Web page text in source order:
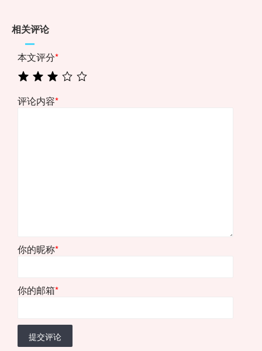
相关评论
本文评分*
评论内容*
你的昵称*
你的邮箱*
提交评论